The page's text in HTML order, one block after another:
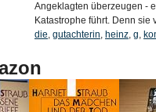
Angeklagten überzeugen -
Katastrophe führt. Denn sie
die, gutachterin, heinz, g,